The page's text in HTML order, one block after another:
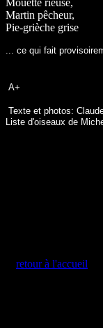
Mouette rieuse,
Martin pêcheur,
Pie-grièche grise
... ce qui fait
A+
Texte et photos:
Liste d'oiseaux de
retour à l'accueil